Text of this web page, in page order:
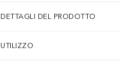
DETTAGLI DEL PRODOTTO
UTILIZZO